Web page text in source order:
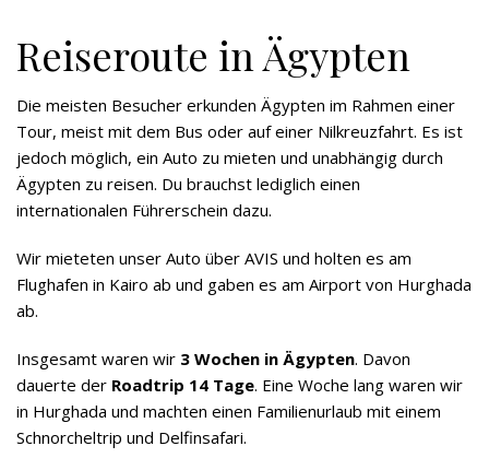
Reiseroute in Ägypten
Die meisten Besucher erkunden Ägypten im Rahmen einer
Tour, meist mit dem Bus oder auf einer Nilkreuzfahrt. Es ist
jedoch möglich, ein Auto zu mieten und unabhängig durch
Ägypten zu reisen. Du brauchst lediglich einen
internationalen Führerschein dazu.
Wir mieteten unser Auto über AVIS und holten es am
Flughafen in Kairo ab und gaben es am Airport von Hurghada
ab.
Insgesamt waren wir 3 Wochen in Ägypten. Davon
dauerte der Roadtrip 14 Tage. Eine Woche lang waren wir
in Hurghada und machten einen Familienurlaub mit einem
Schnorcheltrip und Delfinsafari.